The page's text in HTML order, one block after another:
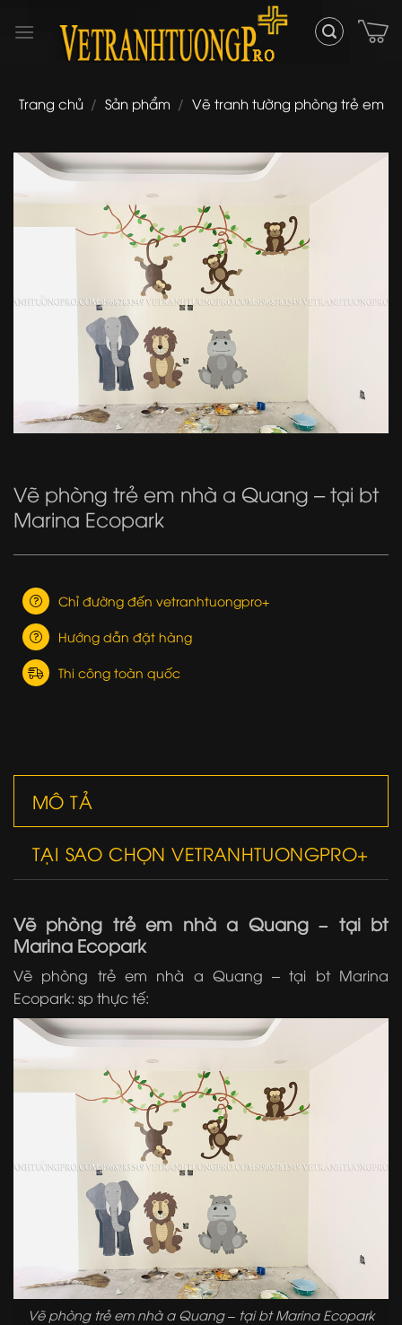
Trang chủ / Sản phẩm / Vẽ tranh tường phòng trẻ em
Vẽ phòng trẻ em nhà a Quang – tại bt
Marina Ecopark
Chỉ đường đến vetranhtuongpro+
Hướng dẫn đặt hàng
Thi công toàn quốc
MÔ TẢ
TẠI SAO CHỌN VETRANHTUONGPRO+
Vẽ phòng trẻ em nhà a Quang – tại bt
Marina Ecopark
Vẽ phòng trẻ em nhà a Quang – tại bt Marina
Ecopark: sp thực tế:
Vẽ phòng trẻ em nhà a Quang – tại bt Marina Ecopark